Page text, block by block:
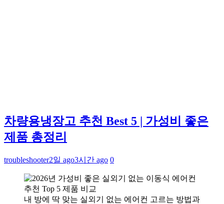
차량용냉장고 추천 Best 5 | 가성비 좋은
제품 총정리
troubleshooter2일 ago3시간 ago 0
내 방에 딱 맞는 실외기 없는 에어컨 고르는 방법과